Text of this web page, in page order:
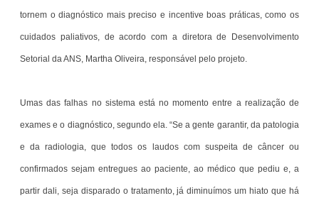
tornem o diagnóstico mais preciso e incentive boas práticas, como os
cuidados paliativos, de acordo com a diretora de Desenvolvimento
Setorial da ANS, Martha Oliveira, responsável pelo projeto.
Umas das falhas no sistema está no momento entre a realização de
exames e o diagnóstico, segundo ela. “Se a gente garantir, da patologia
e da radiologia, que todos os laudos com suspeita de câncer ou
confirmados sejam entregues ao paciente, ao médico que pediu e, a
partir dali, seja disparado o tratamento, já diminuímos um hiato que há